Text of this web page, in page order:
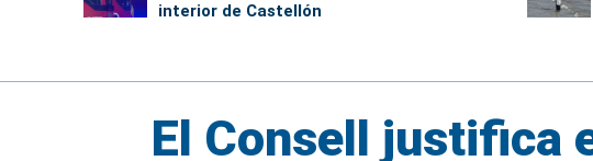
interior de Castellón
El Consell justifica